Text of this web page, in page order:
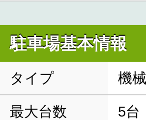
駐車場基本情報
タイプ 機
最大台数 5台